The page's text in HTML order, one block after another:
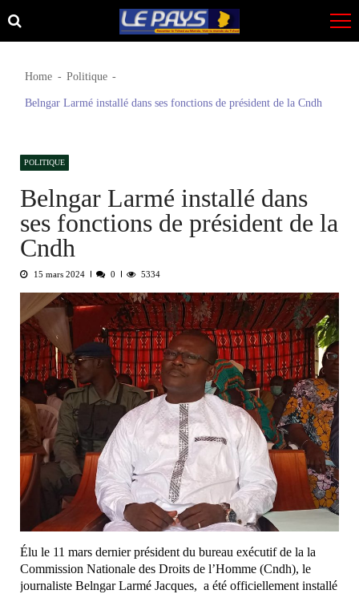
Skip
to
Skip
to
Home Politique
Belngar Larmé installé dans ses fonctions de président de la Cndh
POLITIQUE
Belngar Larmé installé dans
ses fonctions de président de la
Cndh
15 mars 2024 0 5334
Élu le 11 mars dernier président du bureau exécutif de la la
Commission Nationale des Droits de l’Homme (Cndh), le
journaliste Belngar Larmé Jacques, a été officiellement installé